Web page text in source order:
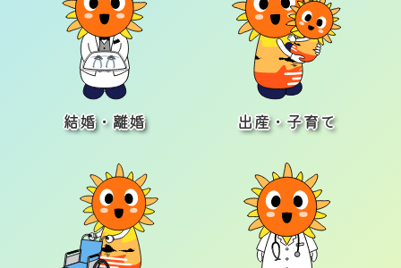
結婚・離婚 出産・子育て